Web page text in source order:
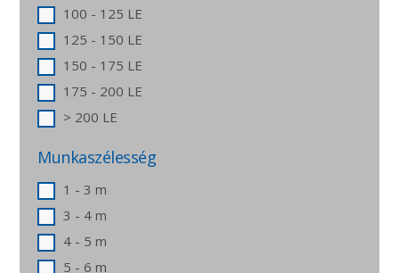
100 - 125 LE
125 - 150 LE
150 - 175 LE
175 - 200 LE
> 200 LE
Munkaszélesség
1 - 3 m
3 - 4 m
4 - 5 m
5 - 6 m